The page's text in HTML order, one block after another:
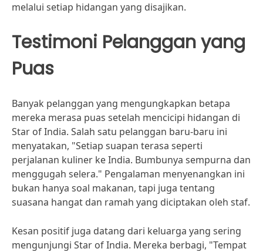
melalui setiap hidangan yang disajikan.
Testimoni Pelanggan yang
Puas
Banyak pelanggan yang mengungkapkan betapa
mereka merasa puas setelah mencicipi hidangan di
Star of India. Salah satu pelanggan baru-baru ini
menyatakan, "Setiap suapan terasa seperti
perjalanan kuliner ke India. Bumbunya sempurna dan
menggugah selera." Pengalaman menyenangkan ini
bukan hanya soal makanan, tapi juga tentang
suasana hangat dan ramah yang diciptakan oleh staf.
Kesan positif juga datang dari keluarga yang sering
mengunjungi Star of India. Mereka berbagi, "Tempat